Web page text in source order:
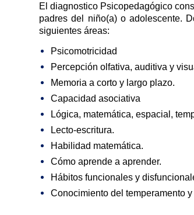
El diagnostico Psicopedagógico
padres del niño(a) o adolescente.
siguientes áreas:
Psicomotricidad
Percepción olfativa, auditiva y
Memoria a corto y largo plazo.
Capacidad asociativa
Lógica, matemática, espacial,
Lecto-escritura.
Habilidad matemática.
Cómo aprende a aprender.
Hábitos funcionales y
Conocimiento del temperamento